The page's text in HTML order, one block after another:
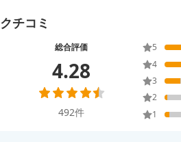
クチコミ
総合評価
4.28
492件
5
4
3
2
1